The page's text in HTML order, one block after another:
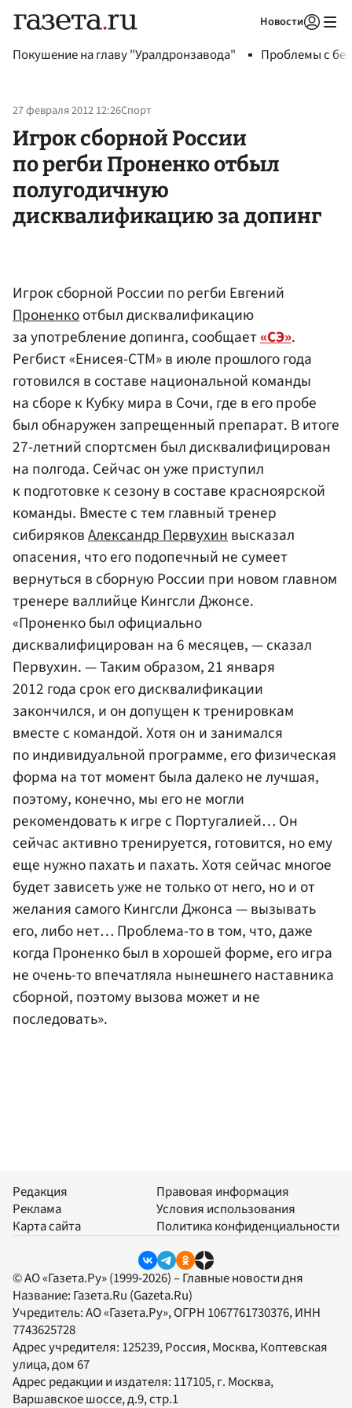
Новости
Покушение на главу "Уралдронзавода" Проблемы с
27 февраля 2012 12:26Спорт
Игрок сборной России
по регби Проненко отбыл
полугодичную
дисквалификацию за допинг
Игрок сборной России по регби Евгений
Проненкоотбыл дисквалификацию
за употребление допинга, сообщает«СЭ».
Регбист «Енисея-СТМ» в июле прошлого года
готовился в составе национальной команды
на сборе к Кубку мира в Сочи, где в его пробе
был обнаружен запрещенный препарат. В итоге
27-летний спортсмен был дисквалифицирован
на полгода. Сейчас он уже приступил
к подготовке к сезону в составе красноярской
команды. Вместе с тем главный тренер
сибиряковАлександр Первухинвысказал
опасения, что его подопечный не сумеет
вернуться в сборную России при новом главном
тренере валлийце Кингсли Джонсе.
«Проненко был официально
дисквалифицирован на 6 месяцев, — сказал
Первухин. — Таким образом, 21 января
2012 года срок его дисквалификации
закончился, и он допущен к тренировкам
вместе с командой. Хотя он и занимался
по индивидуальной программе, его физическая
форма на тот момент была далеко не лучшая,
поэтому, конечно, мы его не могли
рекомендовать к игре с Португалией… Он
сейчас активно тренируется, готовится, но ему
еще нужно пахать и пахать. Хотя сейчас многое
будет зависеть уже не только от него, но и от
желания самого Кингсли Джонса — вызывать
его, либо нет… Проблема-то в том, что, даже
когда Проненко был в хорошей форме, его игра
не очень-то впечатляла нынешнего наставника
сборной, поэтому вызова может и не
последовать».
Редакция
Реклама
Карта сайта
Правовая информация
Условия использования
Политика конфиденциальности
© АО «Газета.Ру» (1999-2026) – Главные новости дня
Название: Газета.Ru (Gazeta.Ru)
Учредитель:АО «Газета.Ру», ОГРН 1067761730376, ИНН
7743625728
Адрес учредителя: 125239, Россия, Москва, Коптевская
улица, дом 67
Адрес редакции и издателя: 117105, г. Москва,
Варшавское шоссе, д.9, стр.1